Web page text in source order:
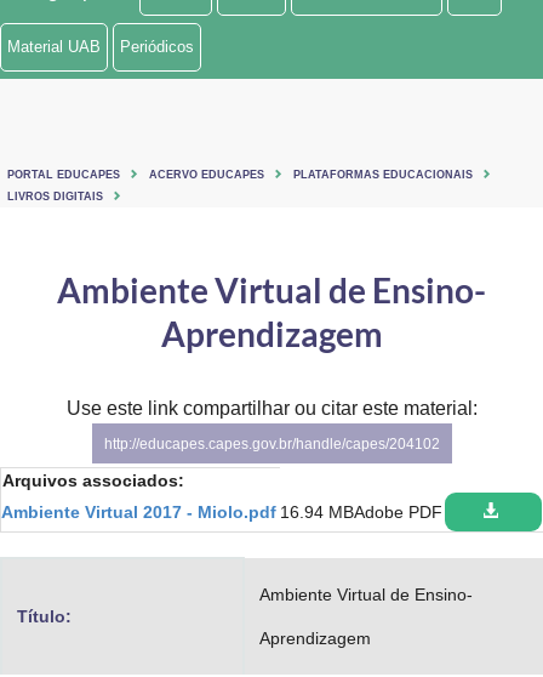
Ministério de Minas e Energia
Ministério do Turismo
Controladoria-Geral da União
Ministério da Mulher, da Família e dos Direitos Humanos
Secretaria-Geral
Gabinete de Segurança Institucional
Banco Central do Brasil
Planalto
Material UAB Periódicos
PORTAL EDUCAPES ACERVO EDUCAPES
PLATAFORMAS EDUCACIONAIS
LIVROS DIGITAIS
Ambiente Virtual de Ensino-
Aprendizagem
Use este link compartilhar ou citar este material:
http://educapes.capes.gov.br/handle/capes/204102
Arquivos associados:
Ambiente Virtual 2017 - Miolo.pdf 16.94 MBAdobe PDF
Título:
Ambiente Virtual de Ensino-
Aprendizagem